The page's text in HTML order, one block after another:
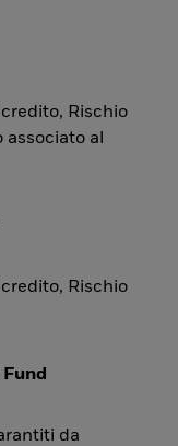
Rischio
al
Rischio
da